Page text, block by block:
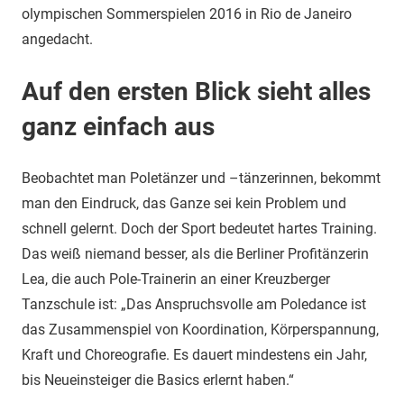
olympischen Sommerspielen 2016 in Rio de Janeiro
angedacht.
Auf den ersten Blick sieht alles
ganz einfach aus
Beobachtet man Poletänzer und –tänzerinnen, bekommt
man den Eindruck, das Ganze sei kein Problem und
schnell gelernt. Doch der Sport bedeutet hartes Training.
Das weiß niemand besser, als die Berliner Profitänzerin
Lea, die auch Pole-Trainerin an einer Kreuzberger
Tanzschule ist: „Das Anspruchsvolle am Poledance ist
das Zusammenspiel von Koordination, Körperspannung,
Kraft und Choreografie. Es dauert mindestens ein Jahr,
bis Neueinsteiger die Basics erlernt haben.“